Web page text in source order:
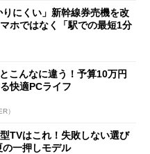
にくい」新幹線券売機を改
ホではなく「駅での最短1分
こんなに違う！予算10万円
快適PCライフ
）
TVはこれ！失敗しない選び
一押しモデル